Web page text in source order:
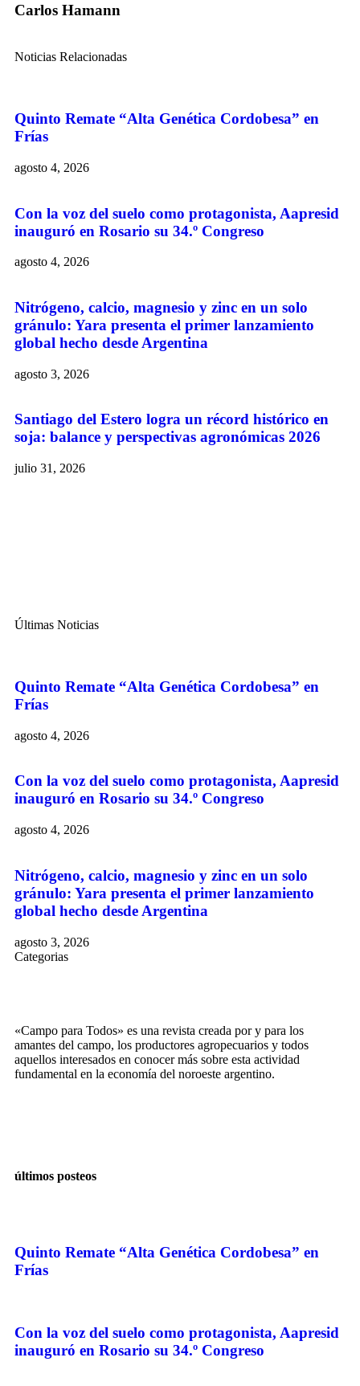
Carlos Hamann
Noticias Relacionadas
Quinto Remate “Alta Genética Cordobesa” en
Frías
agosto 4, 2026
Con la voz del suelo como protagonista, Aapresid
inauguró en Rosario su 34.º Congreso
agosto 4, 2026
Nitrógeno, calcio, magnesio y zinc en un solo
gránulo: Yara presenta el primer lanzamiento
global hecho desde Argentina
agosto 3, 2026
Santiago del Estero logra un récord histórico en
soja: balance y perspectivas agronómicas 2026
julio 31, 2026
Últimas Noticias
Quinto Remate “Alta Genética Cordobesa” en
Frías
agosto 4, 2026
Con la voz del suelo como protagonista, Aapresid
inauguró en Rosario su 34.º Congreso
agosto 4, 2026
Nitrógeno, calcio, magnesio y zinc en un solo
gránulo: Yara presenta el primer lanzamiento
global hecho desde Argentina
agosto 3, 2026
Categorias
«Campo para Todos» es una revista creada por y para los
amantes del campo, los productores agropecuarios y todos
aquellos interesados en conocer más sobre esta actividad
fundamental en la economía del noroeste argentino.
últimos posteos
Quinto Remate “Alta Genética Cordobesa” en
Frías
Con la voz del suelo como protagonista, Aapresid
inauguró en Rosario su 34.º Congreso